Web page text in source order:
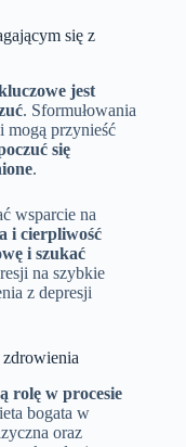
się z
jest
. Sformułowania
mogą przynieść
się
.
wsparcie na
i cierpliwość
i szukać
na szybkie
z depresji
rolę w procesie
bogata w
oraz